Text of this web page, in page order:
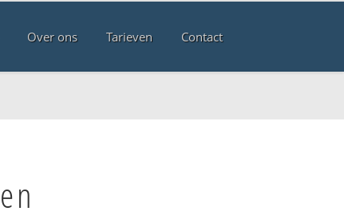
Over ons Tarieven Contact